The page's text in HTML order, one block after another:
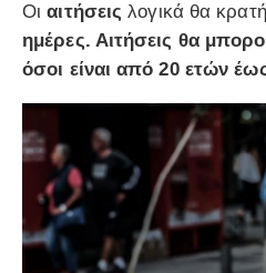
Οιαιτήσεις λογικά θα
ημέρες. Αιτήσεις θα
όσοι είναι από 20 ετών